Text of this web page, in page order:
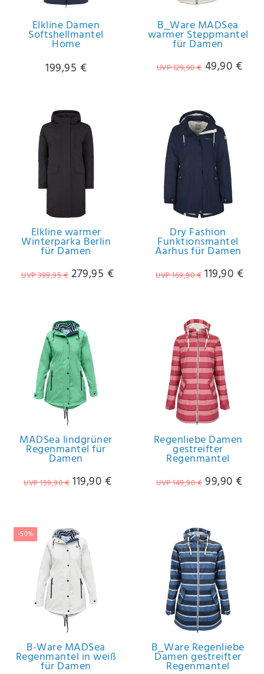
Elkline Damen
Softshellmantel
Home
199,95 €
B_Ware MADSea
warmer Steppmantel
für Damen
UVP 129,90 € 49,90 €
Elkline warmer
Winterparka Berlin
für Damen
UVP 399,95 € 279,95 €
Dry Fashion
Funktionsmantel
Aarhus für Damen
UVP 169,90 € 119,90 €
MADSea lindgrüner
Regenmantel für
Damen
UVP 159,90 € 119,90 €
Regenliebe Damen
gestreifter
Regenmantel
UVP 149,90 € 99,90 €
-50%
B-Ware MADSea
Regenmantel in weiß
für Damen
B_Ware Regenliebe
Damen gestreifter
Regenmantel